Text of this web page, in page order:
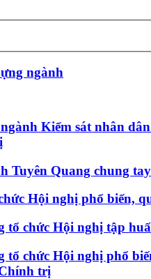
ngành
Kiểm sát nhân
Tuyên Quang chung
Hội nghị phổ biến,
tổ chức Hội nghị tập
tổ chức Hội nghị phổ
trị